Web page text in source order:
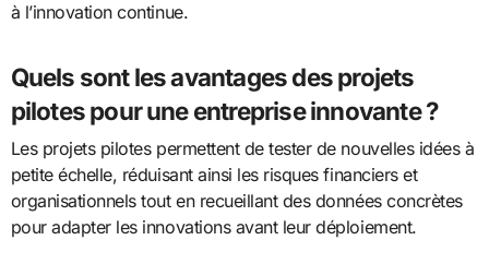
à l’innovation continue.
Quels sont les avantages des projets
pilotes pour une entreprise innovante ?
Les projets pilotes permettent de tester de nouvelles idées à
petite échelle, réduisant ainsi les risques financiers et
organisationnels tout en recueillant des données concrètes
pour adapter les innovations avant leur déploiement.